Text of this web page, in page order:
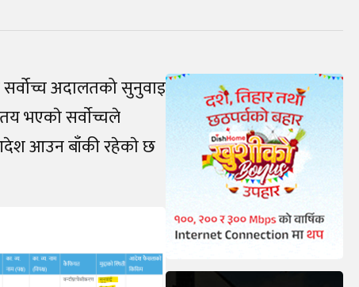
सर्वोच्च अदालतको सुनुवाइ
भएकाे सर्वाेच्चले
आउन बाँकी रहेकाे छ